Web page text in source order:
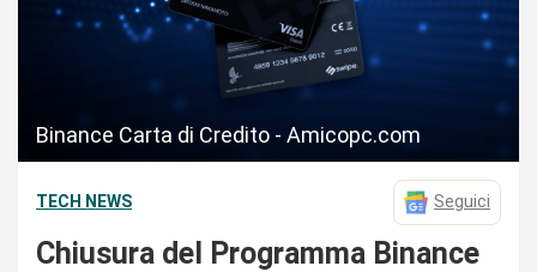
Binance Carta di Credito - Amicopc.com
TECH NEWS Seguici
Chiusura del Programma Binance